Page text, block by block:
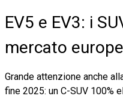
EV5 e EV3: i
mercato
Grande attenzione anche
fine 2025: un C-SUV 100%